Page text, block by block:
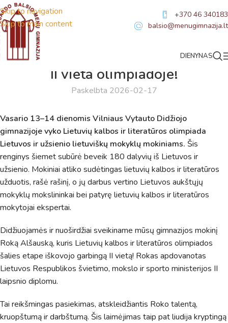
Skip to navigation
Skip to main content
+370 46 340183
balsio@menugimnazija.lt
DIENYNAS
II vieta olimpiadoje!
Paskelbta 2026-02-17
Vasario 13–14 dienomis Vilniaus Vytauto Didžiojo
gimnazijoje vyko Lietuvių kalbos ir literatūros olimpiada
Lietuvos ir užsienio lietuviškų mokyklų mokiniams. Šis
renginys šiemet subūrė beveik 180 dalyvių iš Lietuvos ir
užsienio. Mokiniai atliko sudėtingas lietuvių kalbos ir literatūros
užduotis, rašė rašinį, o jų darbus vertino Lietuvos aukštųjų
mokyklų mokslininkai bei patyrę lietuvių kalbos ir literatūros
mokytojai ekspertai.
Didžiuojamės ir nuoširdžiai sveikiname mūsų gimnazijos mokinį
Roką Alšauską, kuris Lietuvių kalbos ir literatūros olimpiados
šalies etape iškovojo garbingą II vietą! Rokas apdovanotas
Lietuvos Respublikos švietimo, mokslo ir sporto ministerijos II
laipsnio diplomu.
Tai reikšmingas pasiekimas, atskleidžiantis Roko talentą,
kruopštumą ir darbštumą. Šis laimėjimas taip pat liudija kryptingą
Virtualus asistentas E. Balsio gimnazijos DI
Sveiki! Taip, aš esu virtualus. Tačiau dirbtinis intelektas
suteikia man galimybę ne tik analizuoti Jūsų klausimą, bet
dar tobulai atsimenu visą šioje svetainėje pateiktą
informaciją. Jei visgi man pritrūks išmanumo - pateiksiu
Jums reikiamus kontaktus, kur galėsite pasiklausti
Taigi... kuo galėčiau Jums padėti?